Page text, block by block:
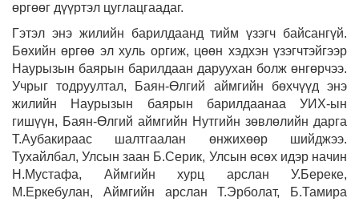
өргөөг дүүртэл цуглацгаадаг.
Гэтэл энэ жилийн барилдаанд тийм үзэгч байсангүй.
Бөхийн өргөө эл хуль оргиж, цөөн хэдхэн үзэгчтэйгээр
Наурызын баярын барилдаан даруухан болж өнгөрчээ.
Учрыг тодруултал, Баян-Өлгий аймгийн бөхчүүд энэ
жилийн Наурызын баярын барилдаанаа УИХ-ын
гишүүн, Баян-Өлгий аймгийн Нутгийн зөвлөлийн дарга
Т.Аубакираас шалтгаалан өнжихөөр шийджээ.
Тухайлбал, Улсын заан Б.Серик, Улсын өсөх идэр начин
Н.Мустафа, Аймгийн хурц арслан У.Береке,
М.Еркебулан, Аймгийн арслан Т.Эрболат, Б.Тамира